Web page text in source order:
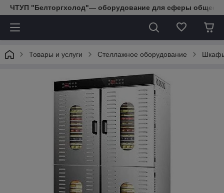
ЧТУП "Белторгхолод"— оборудование для сферы
Товары и услуги Стеллажное оборудование